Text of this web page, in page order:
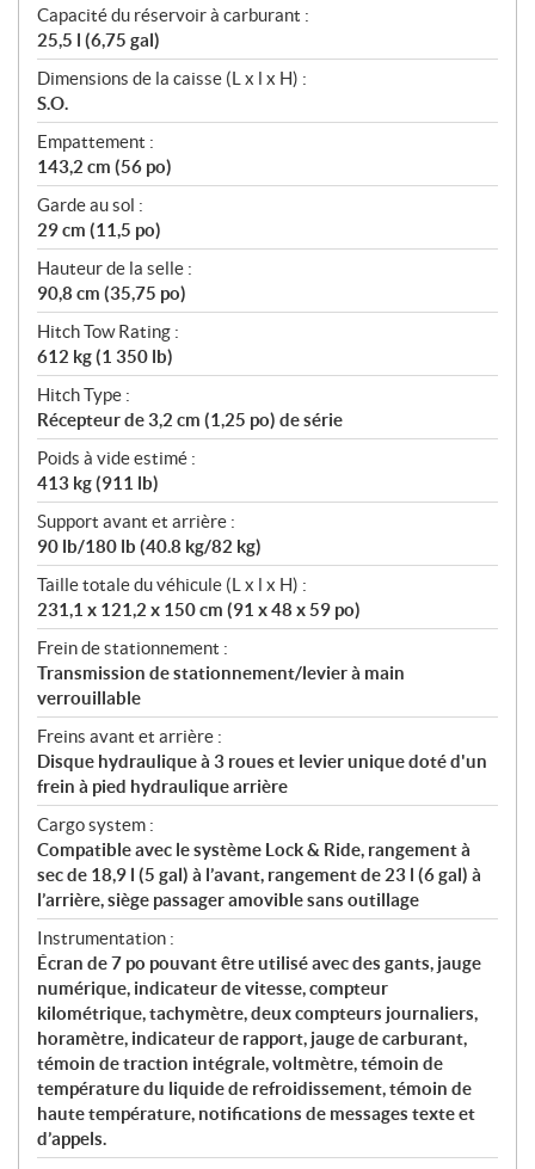
Capacité du réservoir à carburant :
25,5 l (6,75 gal)
Dimensions de la caisse (L x l x H) :
S.O.
Empattement :
143,2 cm (56 po)
Garde au sol :
29 cm (11,5 po)
Hauteur de la selle :
90,8 cm (35,75 po)
Hitch Tow Rating :
612 kg (1 350 lb)
Hitch Type :
Récepteur de 3,2 cm (1,25 po) de série
Poids à vide estimé :
413 kg (911 lb)
Support avant et arrière :
90 lb/180 lb (40.8 kg/82 kg)
Taille totale du véhicule (L x l x H) :
231,1 x 121,2 x 150 cm (91 x 48 x 59 po)
Frein de stationnement :
Transmission de stationnement/levier à main
verrouillable
Freins avant et arrière :
Disque hydraulique à 3 roues et levier unique doté d'un
frein à pied hydraulique arrière
Cargo system :
Compatible avec le système Lock & Ride, rangement à
sec de 18,9 l (5 gal) à l’avant, rangement de 23 l (6 gal) à
l’arrière, siège passager amovible sans outillage
Instrumentation :
Écran de 7 po pouvant être utilisé avec des gants, jauge
numérique, indicateur de vitesse, compteur
kilométrique, tachymètre, deux compteurs journaliers,
horamètre, indicateur de rapport, jauge de carburant,
témoin de traction intégrale, voltmètre, témoin de
température du liquide de refroidissement, témoin de
haute température, notifications de messages texte et
d’appels.